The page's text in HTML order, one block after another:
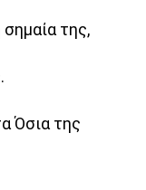
για να…
σημαία της,
Όσια της